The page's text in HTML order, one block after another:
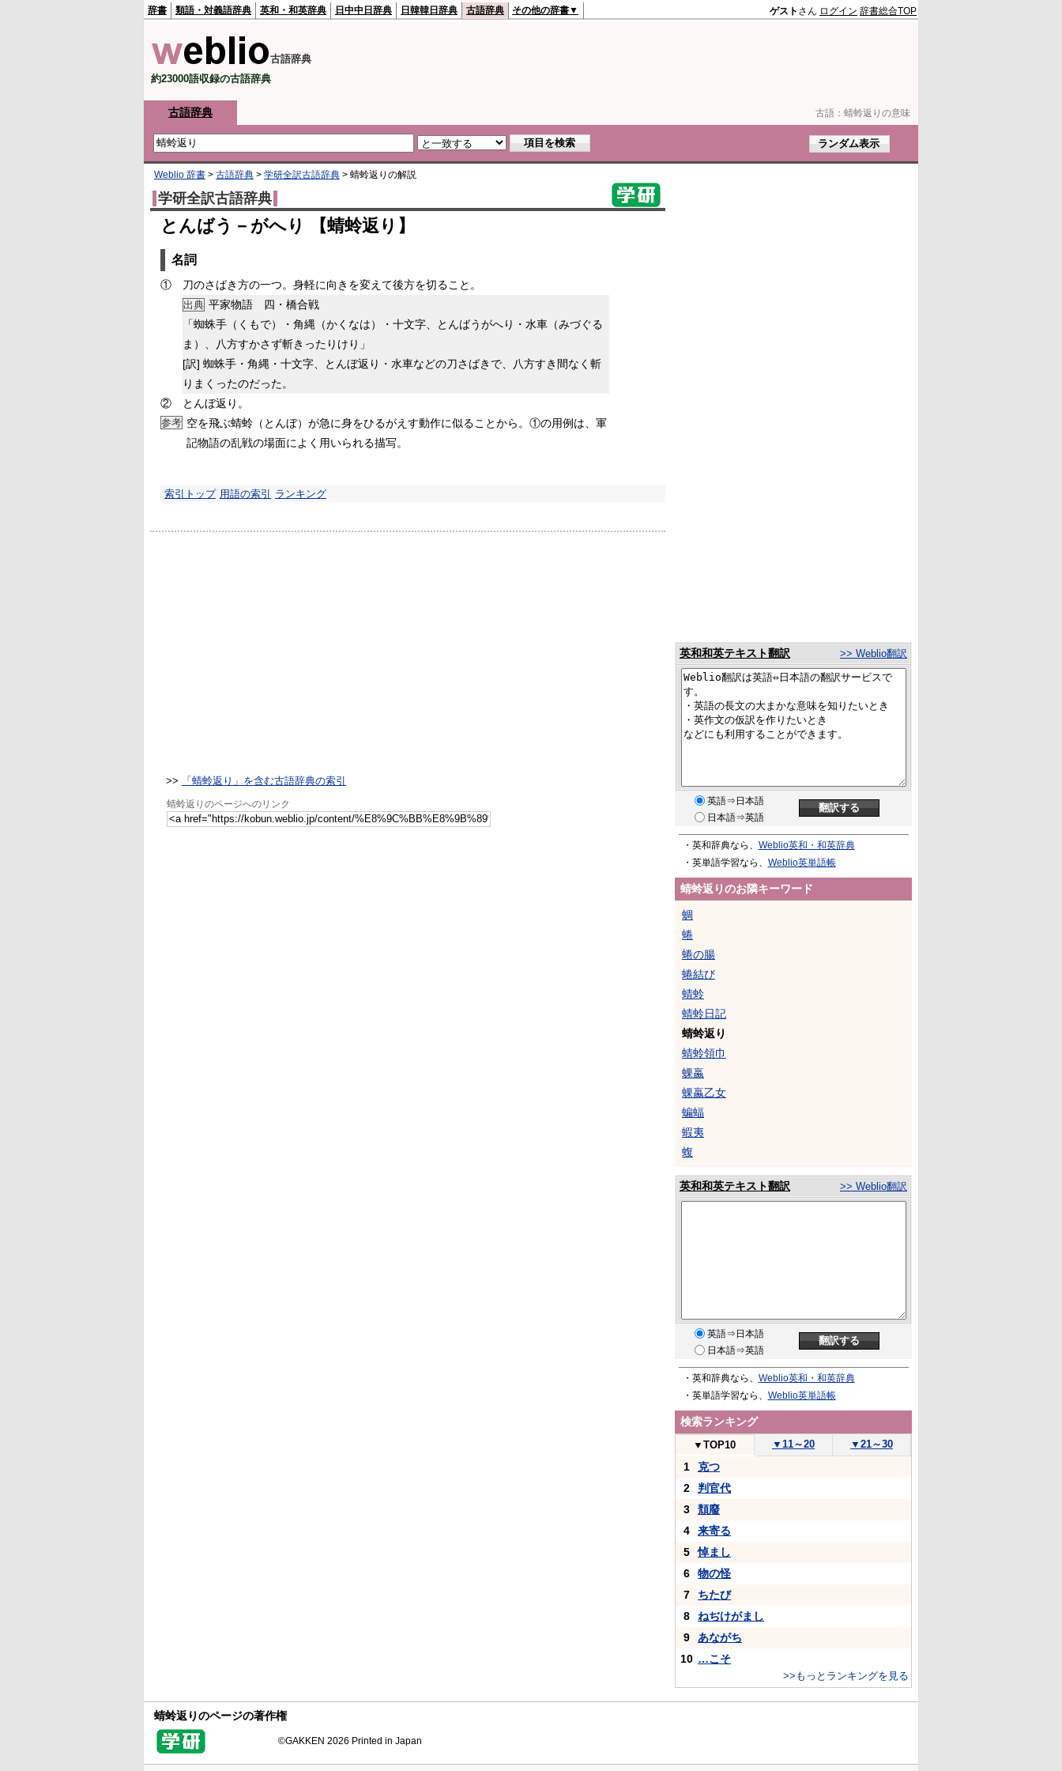
古語： 蜻蛉返りの意味
辞書 類語・対義語辞典 英和・和英辞典 日中中日辞典 日韓韓日辞典 古語辞典 その他の辞書▼ ゲスト さん ログイン 辞書総合TOP
古語辞典
約23000語収録の古語辞典
古語辞典
Weblio 辞書 > 古語辞典 > 学研全訳古語辞典 > 蜻蛉返り の解説
学研全訳古語辞典
とんばう－がへり 【蜻蛉返り】
名詞
① 刀のさばき方の一つ。身軽に向きを変えて後方を切ること。
出典 平家物語 四・橋合戦
「蜘蛛手（くもで）・角縄（かくなは）・十文字、とんばうがへり・水車（みづぐる
ま）、八方すかさず斬きったりけり」
[訳] 蜘蛛手・角縄・十文字、とんぼ返り・水車などの刀さばきで、八方すき間なく斬
りまくったのだった。
②
とんぼ返り。
参考 空を飛ぶ蜻蛉（とんぼ）が急に身をひるがえす動作に似ることから。 ①の用例は、軍
記物語の乱戦の場面によく用いられる描写。
索引トップ 用語の索引 ランキング
>> 「蜻蛉返り」を含む古語辞典の索引
蜻蛉返りのページへのリンク
英和和英テキスト翻訳 >> Weblio翻訳
英語⇒日本語
日本語⇒英語
・英和辞典なら、 Weblio英和・和英辞典
・英単語学習なら、 Weblio英単語帳
蜻蛉返りのお隣キーワード
蜩
蜷
蜷の腸
蜷結び
蜻蛉
蜻蛉日記
蜻蛉返り
蜻蛉領巾
蜾蠃
蜾蠃乙女
蝙蝠
蝦夷
蝮
英和和英テキスト翻訳 >> Weblio翻訳
英語⇒日本語
日本語⇒英語
・英和辞典なら、 Weblio英和・和英辞典
・英単語学習なら、 Weblio英単語帳
検索ランキング
▼ TOP10 ▼ 11～20 ▼ 21～30
1
克つ
2
判官代
3
頽廢
4
来寄る
5
悼まし
6
物の怪
7
ちたび
8
ねぢけがまし
9
あながち
10 …こそ
>>もっとランキングを見る
蜻蛉返りのページの著作権
©GAKKEN 2026 Printed in Japan